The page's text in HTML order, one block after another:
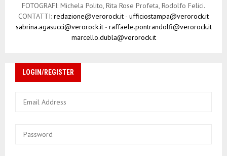
FOTOGRAFI: Michela Polito, Rita Rose Profeta, Rodolfo Felici.
CONTATTI: redazione@verorock.it - ufficiostampa@verorock.it
sabrina.agasucci@verorock.it- raffaele.pontrandolfi@verorock.it
marcello.dubla@verorock.it
LOGIN/REGISTER